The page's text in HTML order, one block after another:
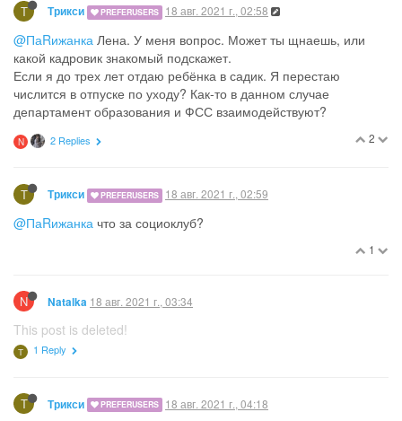
Т Трикси PREFERUSERS 18 авг. 2021 г., 02:58
@ПаRижанка Лена. У меня вопрос. Может ты щнаешь, или
какой кадровик знакомый подскажет.
Если я до трех лет отдаю ребёнка в садик. Я перестаю
числится в отпуске по уходу? Как-то в данном случае
департамент образования и ФСС взаимодействуют?
2
N 2 Replies
Т Трикси PREFERUSERS 18 авг. 2021 г., 02:59
@ПаRижанка что за социоклуб?
1
N Natalka 18 авг. 2021 г., 03:34
This post is deleted!
Т 1 Reply
Т Трикси PREFERUSERS 18 авг. 2021 г., 04:18